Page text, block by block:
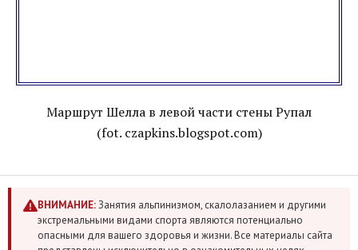
Маршрут Шелла в левой части стены Рупал
(fot. czapkins.blogspot.com)
ВНИМАНИЕ:Занятия альпинизмом, скалолазанием и другими
экстремальными видами спорта являются потенциально
опасными для вашего здоровья и жизни. Все материалы сайта